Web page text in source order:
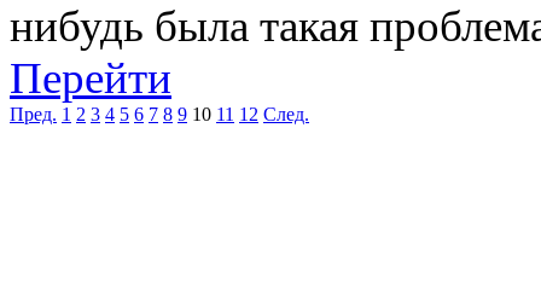
нибудь была такая
Перейти
Пред. 1 2 3 4 5 6 7 8 9 10 11 12 След.